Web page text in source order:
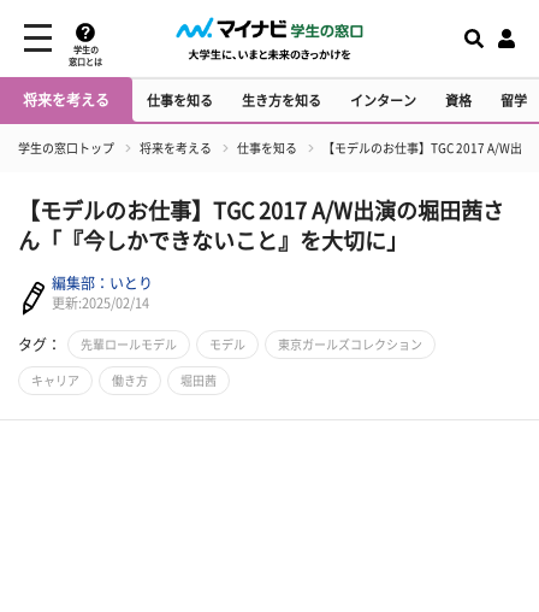
学生の
窓口とは
将来を考える 仕事を知る 生き方を知る インターン 資格 留学
学生の窓口トップ 将来を考える 仕事を知る 【モデルのお仕事】TGC 2017 A/W出
【モデルのお仕事】TGC 2017 A/W出演の堀田茜さ
ん「『今しかできないこと』を大切に」
編集部：いとり
更新:2025/02/14
タグ： 先輩ロールモデル モデル 東京ガールズコレクション
キャリア 働き方 堀田茜